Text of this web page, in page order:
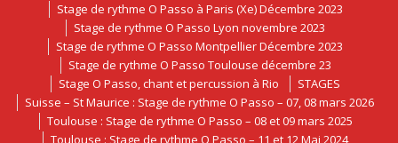
Stage de rythme O Passo à Paris (Xe) Décembre 2023
Stage de rythme O Passo Lyon novembre 2023
Stage de rythme O Passo Montpellier Décembre 2023
Stage de rythme O Passo Toulouse décembre 23
Stage O Passo, chant et percussion à Rio
STAGES
Suisse – St Maurice : Stage de rythme O Passo – 07, 08 mars 2026
Toulouse : Stage de rythme O Passo – 08 et 09 mars 2025
Toulouse : Stage de rythme O Passo – 11 et 12 Mai 2024